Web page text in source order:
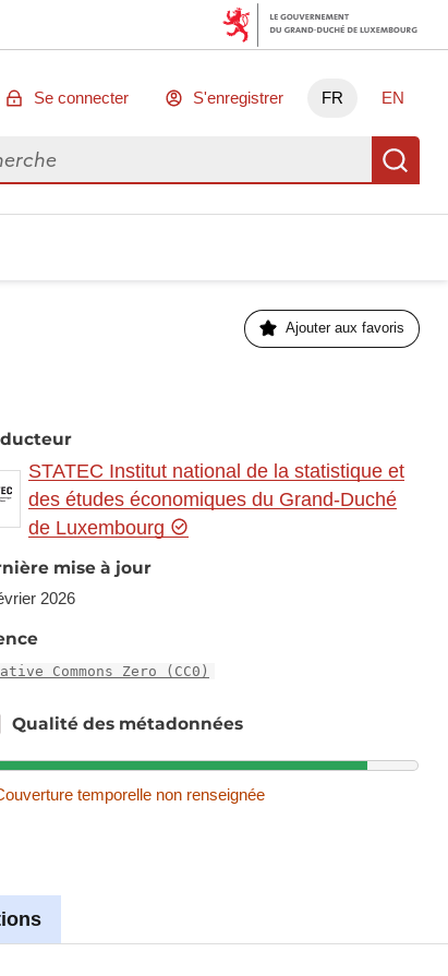
Se connecter S'enregistrer FR EN
des données
Ajouter aux favoris
STATEC Institut national de la statistique et
des études économiques du Grand-Duché
de Luxembourg
mise à jour
2026
Commons Zero (CC0)
Qualité des métadonnées
Qualité des métadonnées
temporelle non renseignée